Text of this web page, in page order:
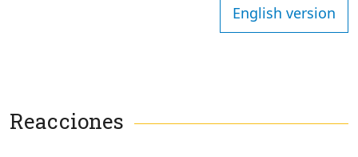
English version
Reacciones